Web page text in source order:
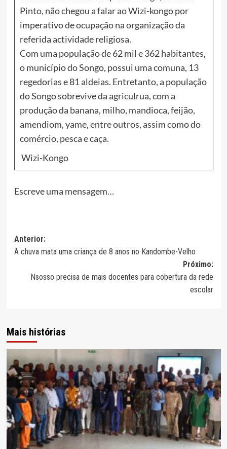
Pinto, não chegou a falar ao Wizi-kongo por
imperativo de ocupação na organização da
referida actividade religiosa.
Com uma população de 62 mil e 362 habitantes,
o município do Songo, possui uma comuna, 13
regedorias e 81 aldeias. Entretanto, a população
do Songo sobrevive da agriculrua, com a
produção da banana, milho, mandioca, feijão,
amendiom, yame, entre outros, assim como do
comércio, pesca e caça.
Wizi-Kongo
Escreve uma mensagem…
Navegação
de
artigos
Anterior:
A chuva mata uma criança de 8 anos no Kandombe-Velho
Próximo:
Nsosso precisa de mais docentes para cobertura da rede
escolar
Mais histórias